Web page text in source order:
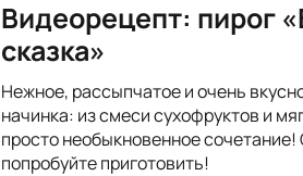
Видеорецепт: пирог
сказка»
Нежное, рассыпчатое и очень
начинка: из смеси сухофруктов и
просто необыкновенное
попробуйте приготовить!